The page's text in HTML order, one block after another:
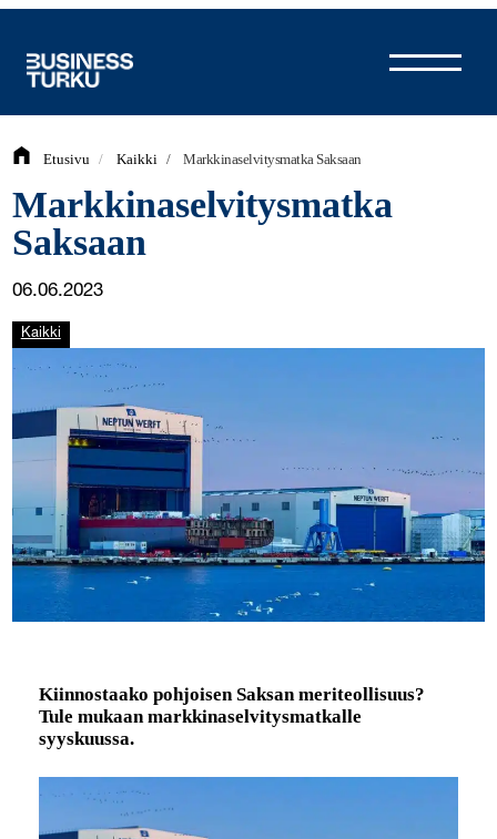
Etusivu / Kaikki / Markkinaselvitysmatka Saksaan
Markkinaselvitysmatka
Saksaan
06.06.2023
Kaikki
Kiinnostaako pohjoisen Saksan meriteollisuus?
Tule mukaan markkinaselvitysmatkalle
syyskuussa.